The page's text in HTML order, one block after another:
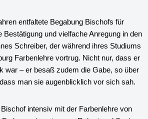
entfaltete Begabung Bischofs für
Bestätigung und vielfache Anregung in den
Schreiber, der während ihres Studiums
Farbenlehre vortrug. Nicht nur, dass er
war – er besaß zudem die Gabe, so über
man sie augenblicklich vor sich sah.
intensiv mit der Farbenlehre von